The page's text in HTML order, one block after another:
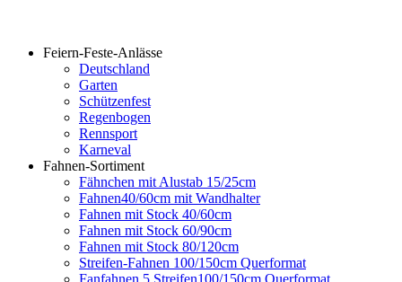
Feiern-Feste-Anlässe
Deutschland
Garten
Schützenfest
Regenbogen
Rennsport
Karneval
Fahnen-Sortiment
Fähnchen mit Alustab 15/25cm
Fahnen40/60cm mit Wandhalter
Fahnen mit Stock 40/60cm
Fahnen mit Stock 60/90cm
Fahnen mit Stock 80/120cm
Streifen-Fahnen 100/150cm Querformat
Fanfahnen 5 Streifen100/150cm Querformat